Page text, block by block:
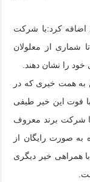
اضافه کرد:با شرکت
شماری از معلولان
را نشان دهند.
به همت خیری که در
فوت این خیر طیفی
شرکت برند معروف
صورت رایگان از
همراهی خیر دیگری